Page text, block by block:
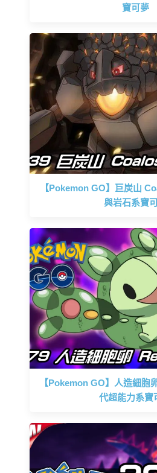
寶可夢
【Pokemon GO】巨炭山
與岩石系寶
【Pokemon GO】人造細胞
代超能力系寶